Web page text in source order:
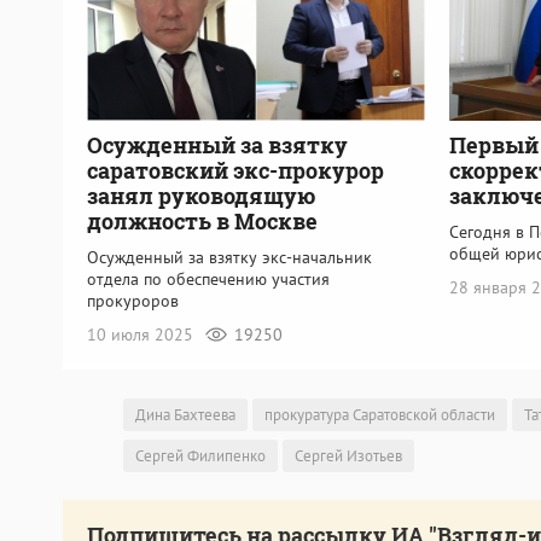
Осужденный за взятку
саратовский экс-прокурор
занял руководящую
должность в Москве
Осужденный за взятку экс-начальник
отдела по обеспечению участия
прокуроров
10 июля 2025
19250
Первый
Сегодня в
общей
28 января
Дина Бахтеева прокуратура Саратовской области
Сергей Филипенко
Сергей Изотьев